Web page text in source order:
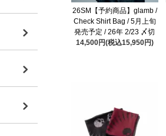
26SM【予約商品】glamb /
Check Shirt Bag / 5月上旬
発売予定 / 26年 2/23 〆切
14,500円(税込15,950円)